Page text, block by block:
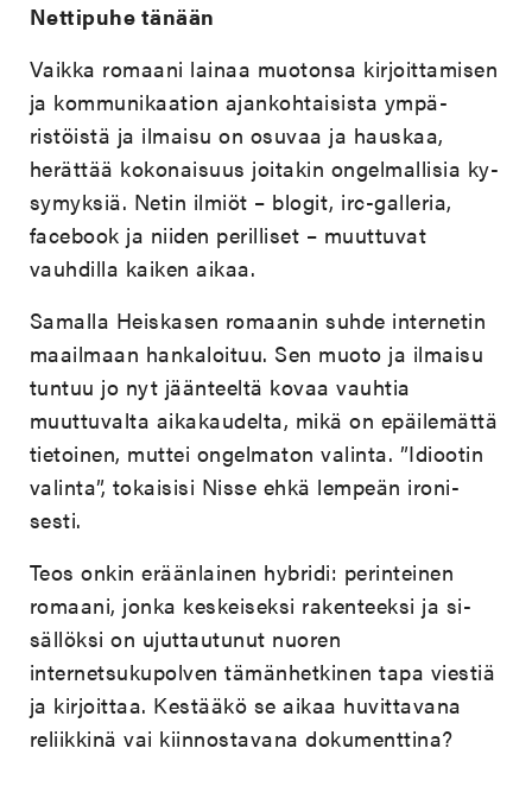
Nettipuhe tänään
Vaikka romaani lainaa muotonsa kirjoittamisen
ja kommunikaation ajankohtaisista ympä-
ristöistä ja ilmaisu on osuvaa ja hauskaa,
herättää kokonaisuus joitakin ongelmallisia ky-
symyksiä. Netin ilmiöt – blogit, irc-galleria,
facebook ja niiden perilliset – muuttuvat
vauhdilla kaiken aikaa.
Samalla Heiskasen romaanin suhde internetin
maailmaan hankaloituu. Sen muoto ja ilmaisu
tuntuu jo nyt jäänteeltä kovaa vauhtia
muuttuvalta aikakaudelta, mikä on epäilemättä
tietoinen, muttei ongelmaton valinta. ”Idiootin
valinta”, tokaisisi Nisse ehkä lempeän ironi-
sesti.
Teos onkin eräänlainen hybridi: perinteinen
romaani, jonka keskeiseksi rakenteeksi ja si-
sällöksi on ujuttautunut nuoren
internetsukupolven tämänhetkinen tapa viestiä
ja kirjoittaa. Kestääkö se aikaa huvittavana
reliikkinä vai kiinnostavana dokumenttina?